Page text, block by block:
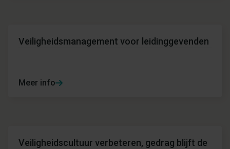
Veiligheidsmanagement voor leidinggevenden
Meer info
Veiligheidscultuur verbeteren, gedrag blijft de